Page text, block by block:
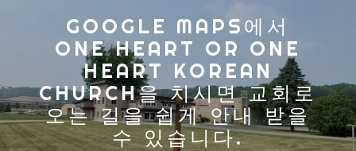
GOOGLE MAPS에서
ONE HEART OR ONE
HEART KOREAN
CHURCH을 치시면 교회로
오는 길을 쉽게 안내 받을
수 있습니다.